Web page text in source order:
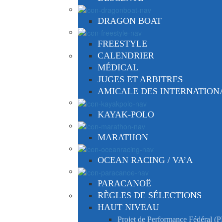
DRAGON BOAT
FREESTYLE
CALENDRIER
MÉDICAL
JUGES ET ARBITRES
AMICALE DES
KAYAK-POLO
MARATHON
OCEAN RACING / VA’A
PARACANOË
RÈGLES DE SÉLECTIONS
HAUT NIVEAU
Projet de Performance Fédéral